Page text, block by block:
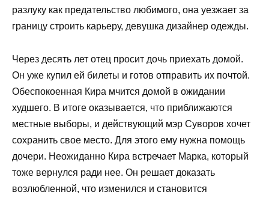
разлуку как предательство любимого, она уезжает за
границу строить карьеру, девушка дизайнер одежды.
Через десять лет отец просит дочь приехать домой.
Он уже купил ей билеты и готов отправить их почтой.
Обеспокоенная Кира мчится домой в ожидании
худшего. В итоге оказывается, что приближаются
местные выборы, и действующий мэр Суворов хочет
сохранить свое место. Для этого ему нужна помощь
дочери. Неожиданно Кира встречает Марка, который
тоже вернулся ради нее. Он решает доказать
возлюбленной, что изменился и становится